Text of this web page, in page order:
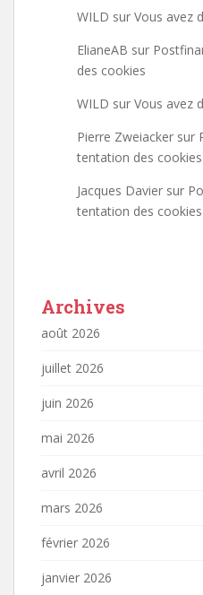
WILD sur Vous avez
ElianeAB sur
des cookies
WILD sur Vous avez
Pierre Zweiacker sur
tentation des cookies
Jacques Davier sur
tentation des cookies
Archives
août 2026
juillet 2026
juin 2026
mai 2026
avril 2026
mars 2026
février 2026
janvier 2026